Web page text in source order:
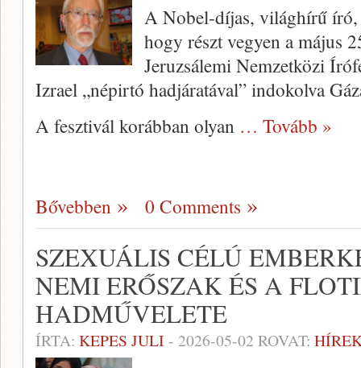
A Nobel-díjas, világhírű író,
hogy részt vegyen a május
Jeruzsálemi Nemzetközi
Izrael „népirtó hadjáratával” indokolva
A fesztivál korábban olyan … Tovább »
Bővebben 0 Comments
SZEXUÁLIS CÉLÚ
NEMI ERŐSZAK ÉS A
HADMŰVELETE
ÍRTA: KEPES JULI - 2026-05-02 ROVAT: